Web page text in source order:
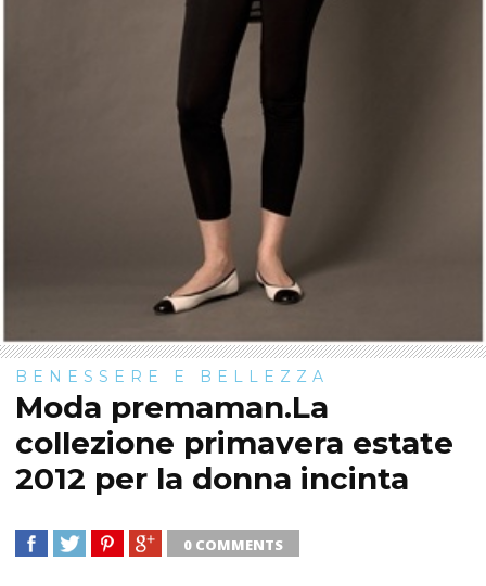
BENESSERE E BELLEZZA
Moda premaman.La
collezione primavera estate
2012 per la donna incinta
0 COMMENTS